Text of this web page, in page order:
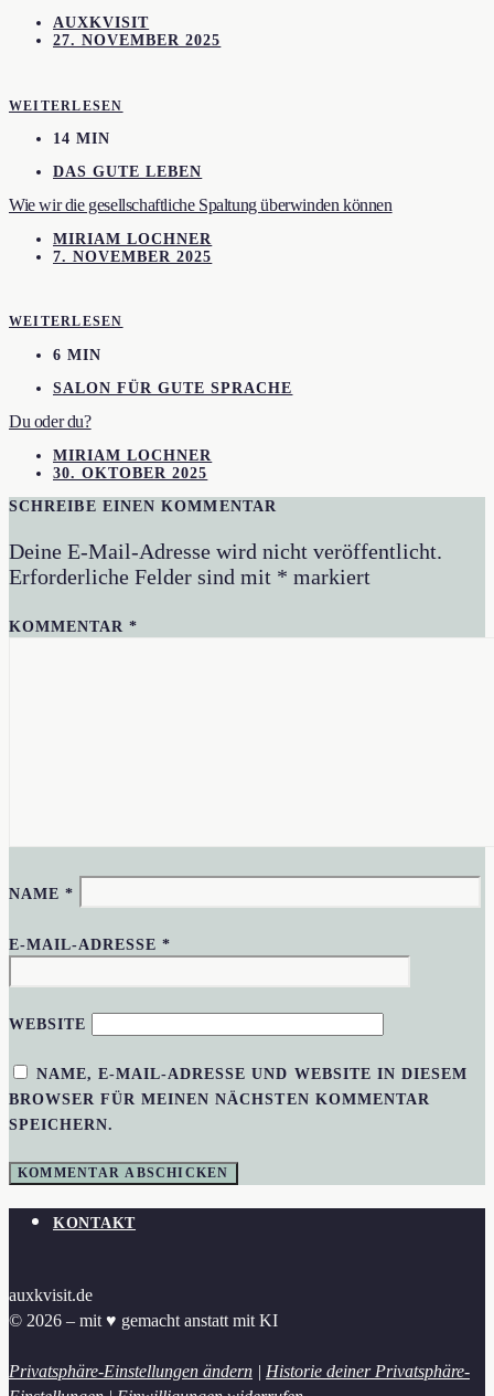
AUXKVISIT
27. NOVEMBER 2025
WEITERLESEN
14 MIN
DAS GUTE LEBEN
Wie wir die gesellschaftliche Spaltung überwinden können
MIRIAM LOCHNER
7. NOVEMBER 2025
WEITERLESEN
6 MIN
SALON FÜR GUTE SPRACHE
Du oder du?
MIRIAM LOCHNER
30. OKTOBER 2025
SCHREIBE EINEN KOMMENTAR
Deine E-Mail-Adresse wird nicht veröffentlicht.
Erforderliche Felder sind mit * markiert
KOMMENTAR*
NAME*
E-MAIL-ADRESSE*
WEBSITE
NAME, E-MAIL-ADRESSE UND WEBSITE IN DIESEM
BROWSER FÜR MEINEN NÄCHSTEN KOMMENTAR
SPEICHERN.
KONTAKT
auxkvisit.de
© 2026 – mit ♥︎ gemacht anstatt mit KI
Privatsphäre-Einstellungen ändern | Historie deiner Privatsphäre-